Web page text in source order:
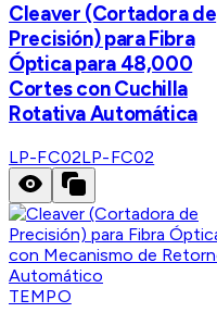
Cleaver (Cortadora de
Precisión) para Fibra
Óptica para 48,000
Cortes con Cuchilla
Rotativa Automática
LP-FC02LP-FC02
TEMPO